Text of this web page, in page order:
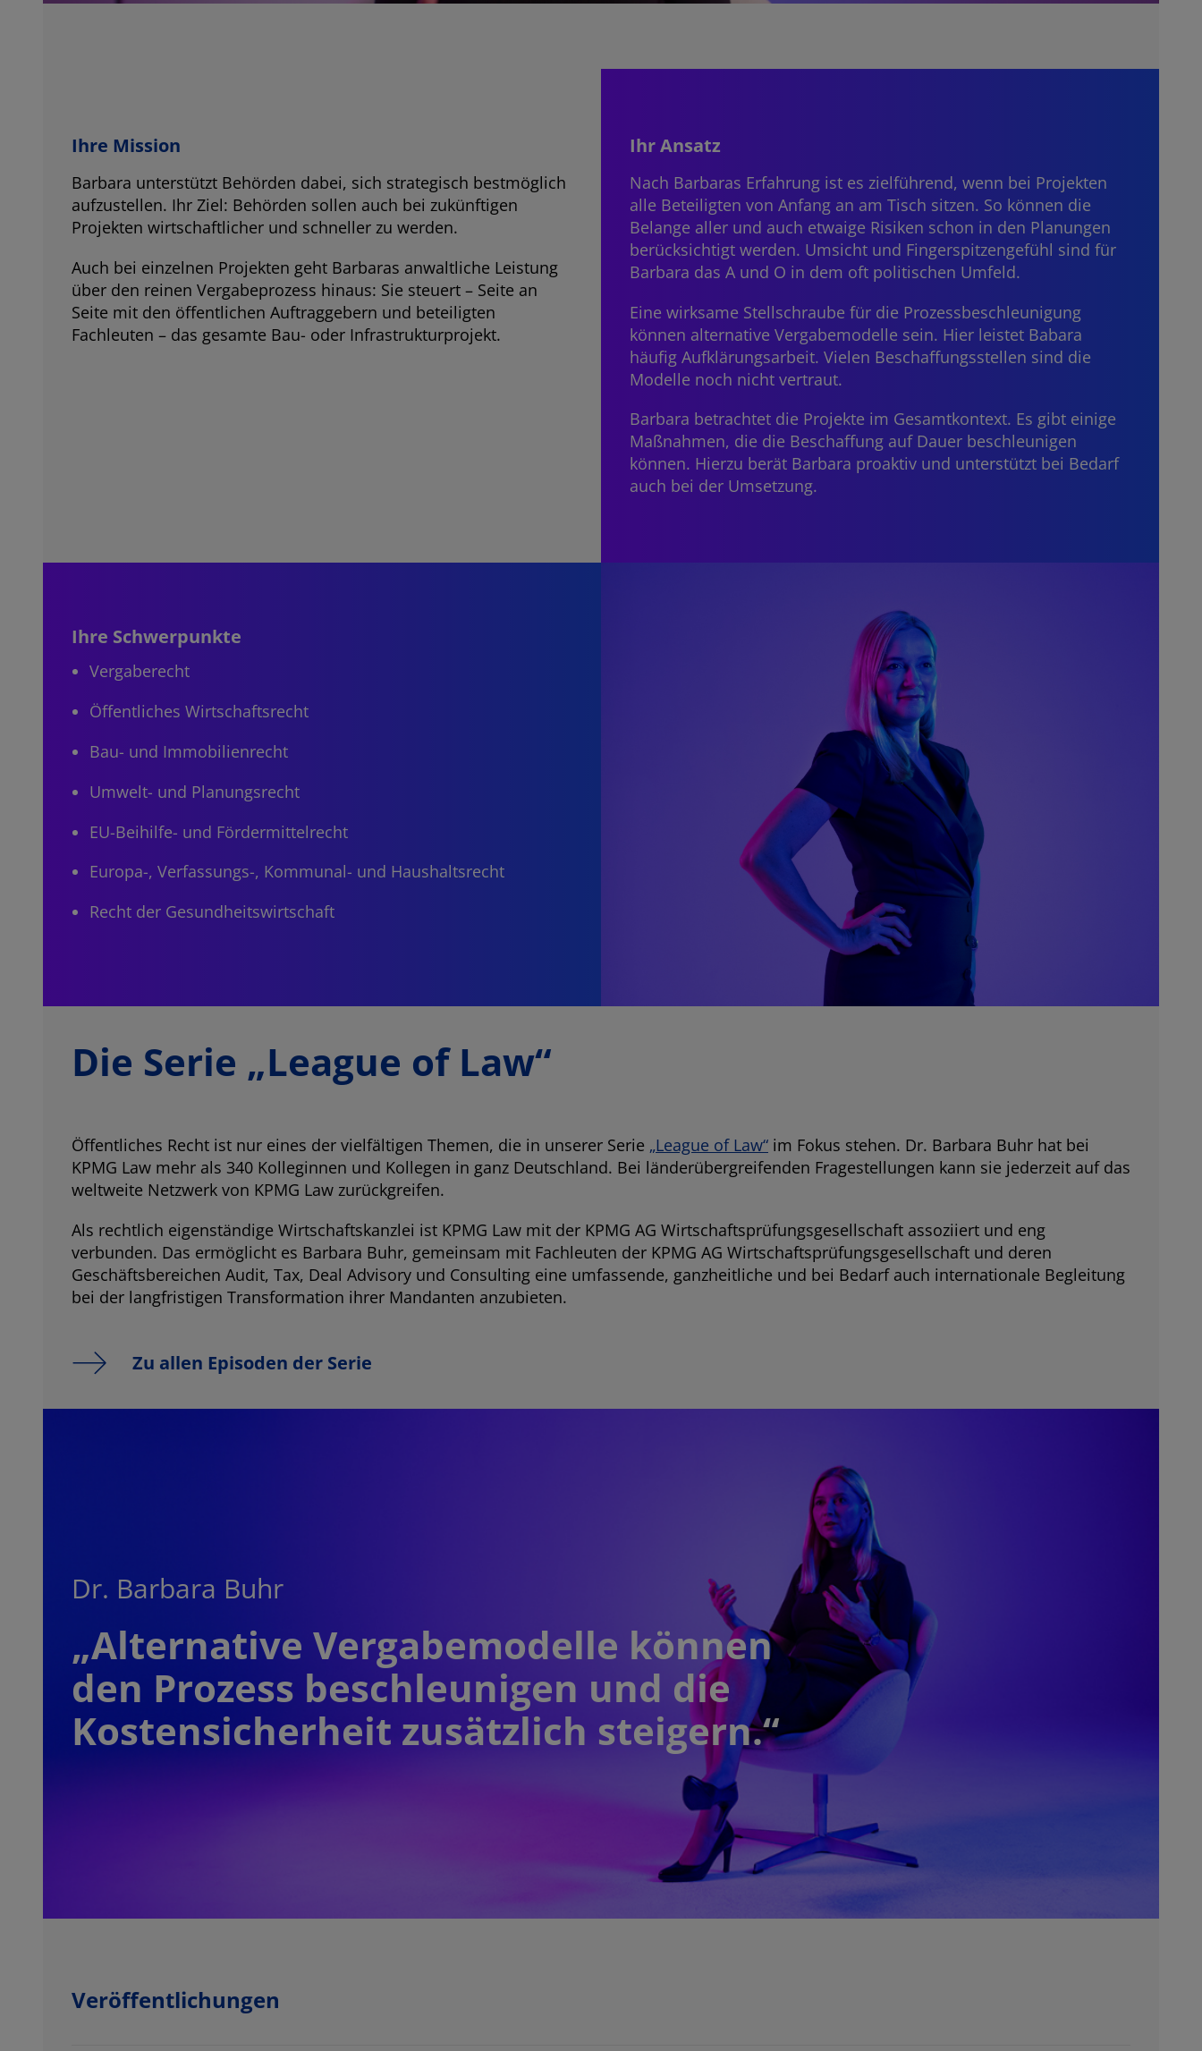
Ihre Mission
Barbara unterstützt Behörden dabei, sich strategisch bestmöglich
aufzustellen. Ihr Ziel: Behörden sollen auch bei zukünftigen
Projekten wirtschaftlicher und schneller zu werden.
Auch bei einzelnen Projekten geht Barbaras anwaltliche Leistung
über den reinen Vergabeprozess hinaus: Sie steuert – Seite an
Seite mit den öffentlichen Auftraggebern und beteiligten
Fachleuten – das gesamte Bau- oder Infrastrukturprojekt.
Ihr Ansatz
Nach Barbaras Erfahrung ist es zielführend, wenn bei Projekten
alle Beteiligten von Anfang an am Tisch sitzen. So können die
Belange aller und auch etwaige Risiken schon in den Planungen
berücksichtigt werden. Umsicht und Fingerspitzengefühl sind für
Barbara das A und O in dem oft politischen Umfeld.
Eine wirksame Stellschraube für die Prozessbeschleunigung
können alternative Vergabemodelle sein. Hier leistet Babara
häufig Aufklärungsarbeit. Vielen Beschaffungsstellen sind die
Modelle noch nicht vertraut.
Barbara betrachtet die Projekte im Gesamtkontext. Es gibt einige
Maßnahmen, die die Beschaffung auf Dauer beschleunigen
können. Hierzu berät Barbara proaktiv und unterstützt bei Bedarf
auch bei der Umsetzung.
Ihre Schwerpunkte
Vergaberecht
Öffentliches Wirtschaftsrecht
Bau- und Immobilienrecht
Umwelt- und Planungsrecht
EU-Beihilfe- und Fördermittelrecht
Europa-, Verfassungs-, Kommunal- und Haushaltsrecht
Recht der Gesundheitswirtschaft
Die Serie „League of Law“
Öffentliches Recht ist nur eines der vielfältigen Themen, die in unserer Serie „League of Law“ im Fokus stehen. Dr. Barbara Buhr hat bei
KPMG Law mehr als 340 Kolleginnen und Kollegen in ganz Deutschland. Bei länderübergreifenden Fragestellungen kann sie jederzeit auf das
weltweite Netzwerk von KPMG Law zurückgreifen.
Als rechtlich eigenständige Wirtschaftskanzlei ist KPMG Law mit der KPMG AG Wirtschaftsprüfungsgesellschaft assoziiert und eng
verbunden. Das ermöglicht es Barbara Buhr, gemeinsam mit Fachleuten der KPMG AG Wirtschaftsprüfungsgesellschaft und deren
Geschäftsbereichen Audit, Tax, Deal Advisory und Consulting eine umfassende, ganzheitliche und bei Bedarf auch internationale Begleitung
bei der langfristigen Transformation ihrer Mandanten anzubieten.
Zu allen Episoden der Serie
Dr. Barbara Buhr
„Alternative Vergabemodelle können
den Prozess beschleunigen und die
Kostensicherheit zusätzlich steigern.“
Veröffentlichungen